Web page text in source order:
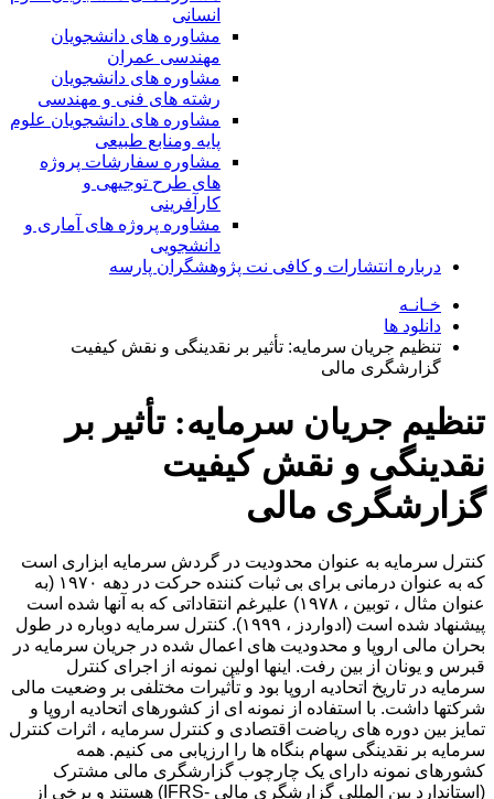
انسانی
مشاوره های دانشجویان
مهندسی عمران
مشاوره های دانشجویان
رشته های فنی و مهندسی
مشاوره های دانشجویان علوم
پایه ومنابع طبیعی
مشاوره سفارشات پروژه
های طرح توجیهی و
کارآفرینی
مشاوره پروژه های آماری و
دانشجویی
درباره انتشارات و کافی نت پژوهشگران پارسه
خـانـه
دانلود ها
تنظیم جریان سرمایه: تأثیر بر نقدینگی و نقش کیفیت
گزارشگری مالی
تنظیم جریان سرمایه: تأثیر بر
نقدینگی و نقش کیفیت
گزارشگری مالی
کنترل سرمایه به عنوان محدودیت در گردش سرمایه ابزاری است
که به عنوان درمانی برای بی ثبات کننده حرکت در دهه ۱۹۷۰ (به
عنوان مثال ، توبین ، ۱۹۷۸) علیرغم انتقاداتی که به آنها شده است
پیشنهاد شده است (ادواردز ، ۱۹۹۹). کنترل سرمایه دوباره در طول
بحران مالی اروپا و محدودیت های اعمال شده در جریان سرمایه در
قبرس و یونان از بین رفت. اینها اولین نمونه از اجرای کنترل
سرمایه در تاریخ اتحادیه اروپا بود و تأثیرات مختلفی بر وضعیت مالی
شرکتها داشت. با استفاده از نمونه ای از کشورهای اتحادیه اروپا و
تمایز بین دوره های ریاضت اقتصادی و کنترل سرمایه ، اثرات کنترل
سرمایه بر نقدینگی سهام بنگاه ها را ارزیابی می کنیم. همه
کشورهای نمونه دارای یک چارچوب گزارشگری مالی مشترک
(استاندارد بین المللی گزارشگری مالی -IFRS) هستند و برخی از